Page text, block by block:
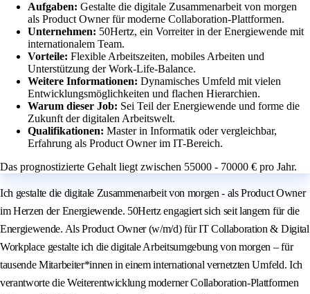
Aufgaben: Gestalte die digitale Zusammenarbeit von morgen
als Product Owner für moderne Collaboration-Plattformen.
Unternehmen: 50Hertz, ein Vorreiter in der Energiewende mit
internationalem Team.
Vorteile: Flexible Arbeitszeiten, mobiles Arbeiten und
Unterstützung der Work-Life-Balance.
Weitere Informationen: Dynamisches Umfeld mit vielen
Entwicklungsmöglichkeiten und flachen Hierarchien.
Warum dieser Job: Sei Teil der Energiewende und forme die
Zukunft der digitalen Arbeitswelt.
Qualifikationen: Master in Informatik oder vergleichbar,
Erfahrung als Product Owner im IT-Bereich.
Das prognostizierte Gehalt liegt zwischen 55000 - 70000 € pro Jahr.
Ich gestalte die digitale Zusammenarbeit von morgen - als Product Owner
im Herzen der Energiewende. 50Hertz engagiert sich seit langem für die
Energiewende. Als Product Owner (w/m/d) für IT Collaboration & Digital
Workplace gestalte ich die digitale Arbeitsumgebung von morgen – für
tausende Mitarbeiter*innen in einem international vernetzten Umfeld. Ich
verantworte die Weiterentwicklung moderner Collaboration-Plattformen